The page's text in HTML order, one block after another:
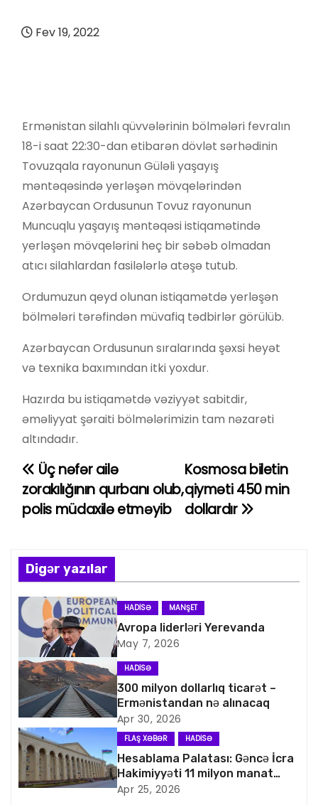
Fev 19, 2022
Ermənistan silahlı qüvvələrinin bölmələri fevralın
18-i saat 22:30-dan etibarən dövlət sərhədinin
Tovuzqala rayonunun Güləli yaşayış
məntəqəsində yerləşən mövqelərindən
Azərbaycan Ordusunun Tovuz rayonunun
Muncuqlu yaşayış məntəqəsi istiqamətində
yerləşən mövqelərini heç bir səbəb olmadan
atıcı silahlardan fasilələrlə atəşə tutub.
Ordumuzun qeyd olunan istiqamətdə yerləşən
bölmələri tərəfindən müvafiq tədbirlər görülüb.
Azərbaycan Ordusunun sıralarında şəxsi heyət
və texnika baxımından itki yoxdur.
Hazırda bu istiqamətdə vəziyyət sabitdir,
əməliyyat şəraiti bölmələrimizin tam nəzarəti
altındadır.
Y
a
ı
n
a
v
i
q
a
s
Kosmosa biletin
qiyməti 450 min
dollardır
Üç nəfər ailə
zorakılığının qurbanı olub,
polis müdaxilə etməyib
Digər yazılar
HADISƏ MANŞET
Avropa liderləri Yerevanda
May 7, 2026
HADISƏ
300 milyon dollarlıq ticarət –
Ermənistandan nə alınacaq
Apr 30, 2026
FLAŞ XƏBƏR HADISƏ
Hesablama Palatası: Gəncə İcra
Hakimiyyəti 11 milyon manat
artıq xərcləyib
Apr 25, 2026